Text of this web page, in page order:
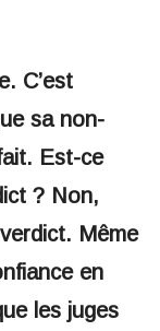
C’est
sa non-
Est-ce
? Non,
Même
en
les juges